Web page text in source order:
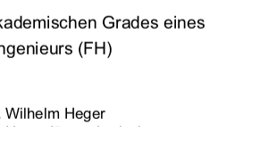
Grades eines
(FH)
Wilhelm Heger
Hans-Jürgen Larisch